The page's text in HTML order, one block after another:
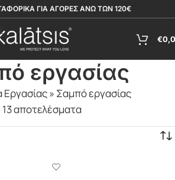
ΓΙΑ ΑΓΟΡΕΣ ΑΝΩ ΤΩΝ 120€
€
εργασίας
Εργασίας» Σαμπό εργασίας
αποτελέσματα